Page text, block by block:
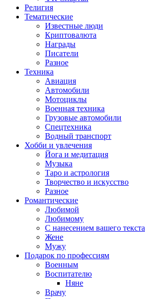
Религия
Тематические
Известные люди
Криптовалюта
Награды
Писатели
Разное
Техника
Авиация
Автомобили
Мотоциклы
Военная техника
Грузовые автомобили
Спецтехника
Водный транспорт
Хобби и увлечения
Йога и медитация
Музыка
Таро и астрология
Творчество и искусство
Разное
Романтические
Любимой
Любимому
С нанесением вашего текста
Жене
Мужу
Подарок по профессиям
Военным
Воспитателю
Няне
Врачу